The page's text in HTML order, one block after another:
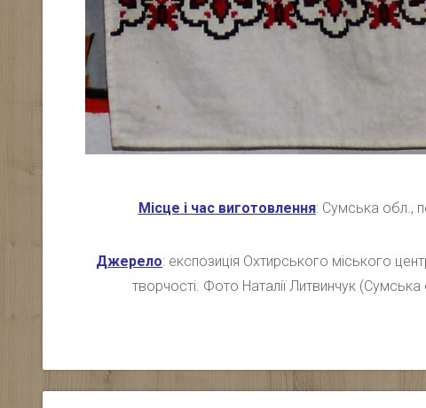
Місце і час виготовлення: Сумська обл.,
Джерело: експозиція Охтирського міського
творчості. Фото Наталії Литвинчук